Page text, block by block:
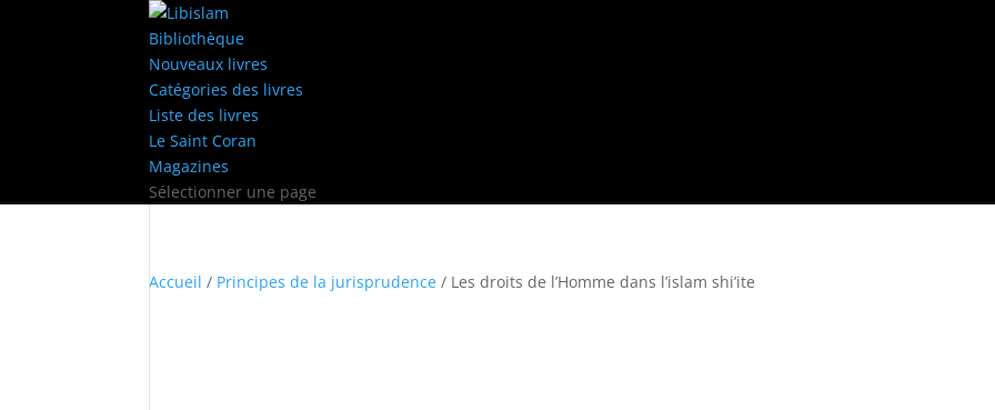
Bibliothèque
Nouveaux livres
Catégories des livres
Liste des livres
Le Saint Coran
Magazines
Sélectionner une page
Accueil / Principes de la jurisprudence / Les droits de l’Homme dans l’islam shi’ite